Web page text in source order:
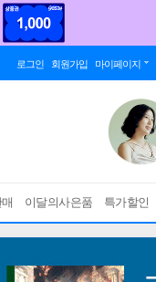
로그인 회원가입 마이페이지
이달의사은품 특가할인